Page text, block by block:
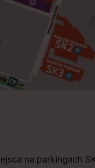
na parkingach